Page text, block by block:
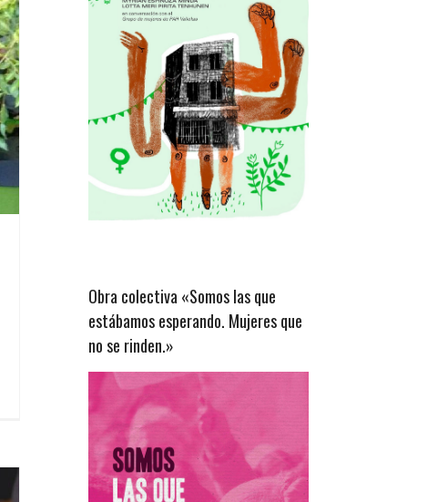
Obra colectiva «Somos las que
estábamos esperando. Mujeres que
no se rinden.»